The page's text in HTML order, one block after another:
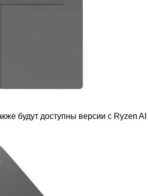
будут доступны версии с Ryzen